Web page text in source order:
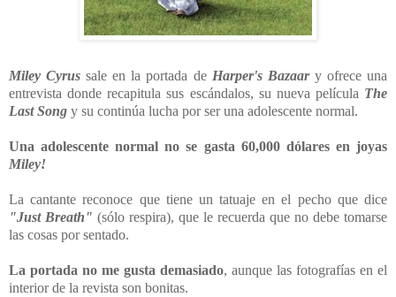
Miley Cyrus sale en la portada de Harper's Bazaar y ofrece una
entrevista donde recapitula sus escándalos, su nueva película The
Last Song y su continúa lucha por ser una adolescente normal.
Una adolescente normal no se gasta 60,000 dólares en joyas
Miley!
La cantante reconoce que tiene un tatuaje en el pecho que dice
"Just Breath" (sólo respira), que le recuerda que no debe tomarse
las cosas por sentado.
La portada no me gusta demasiado, aunque las fotografías en el
interior de la revista son bonitas.